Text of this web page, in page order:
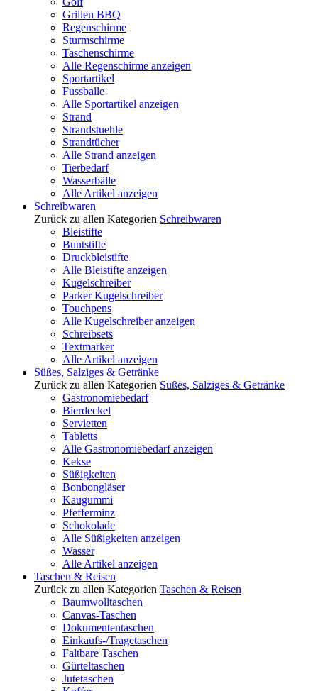
Grillen BBQ
Regenschirme
Sturmschirme
Taschenschirme
Alle Regenschirme anzeigen
Sportartikel
Fussballe
Alle Sportartikel anzeigen
Strand
Strandstuehle
Strandtücher
Alle Strand anzeigen
Tierbedarf
Wasserbälle
Alle Artikel anzeigen
Schreibwaren
Zurück zu allen Kategorien Schreibwaren
Bleistifte
Buntstifte
Druckbleistifte
Alle Bleistifte anzeigen
Kugelschreiber
Parker Kugelschreiber
Touchpens
Alle Kugelschreiber anzeigen
Schreibsets
Textmarker
Alle Artikel anzeigen
Süßes, Salziges & Getränke
Zurück zu allen Kategorien Süßes, Salziges & Getränke
Gastronomiebedarf
Bierdeckel
Servietten
Tabletts
Alle Gastronomiebedarf anzeigen
Kekse
Süßigkeiten
Bonbongläser
Kaugummi
Pfefferminz
Schokolade
Alle Süßigkeiten anzeigen
Wasser
Alle Artikel anzeigen
Taschen & Reisen
Zurück zu allen Kategorien Taschen & Reisen
Baumwolltaschen
Canvas-Taschen
Dokumententaschen
Einkaufs-/Tragetaschen
Faltbare Taschen
Gürteltaschen
Jutetaschen